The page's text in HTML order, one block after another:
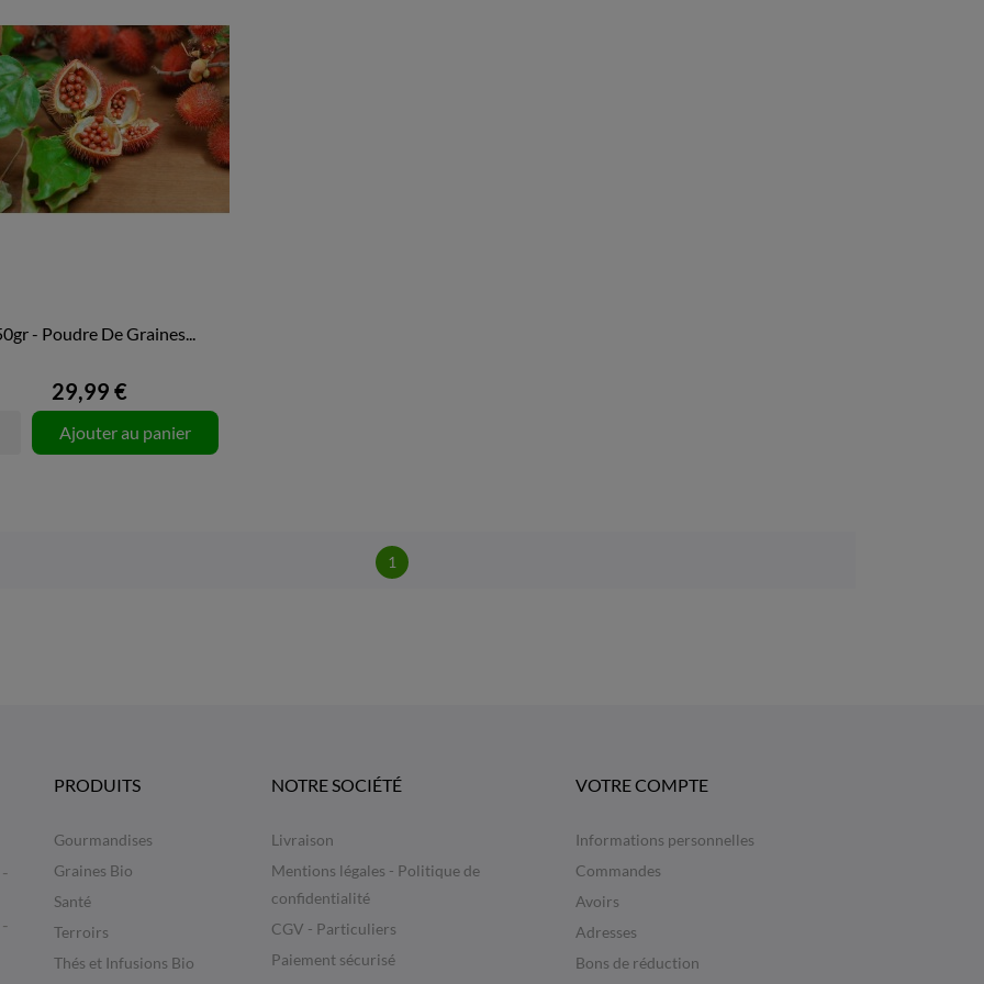
- Poudre De Graines...
29,99 €
Ajouter au panier
1
PRODUITS
Gourmandises
Graines Bio
Santé
Terroirs
Thés et Infusions Bio
NOTRE SOCIÉTÉ
Livraison
Mentions légales - Politique de
confidentialité
CGV - Particuliers
Paiement sécurisé
VOTRE COMPTE
Informations personnelles
Commandes
Avoirs
Adresses
Bons de réduction